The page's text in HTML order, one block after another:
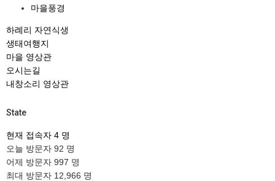
마을풍경
하례리 자연식생
생태여행지
마을 영상관
오시는길
내창소리 영상관
State
현재 접속자 4 명
오늘 방문자 92 명
어제 방문자 997 명
최대 방문자 12,966 명